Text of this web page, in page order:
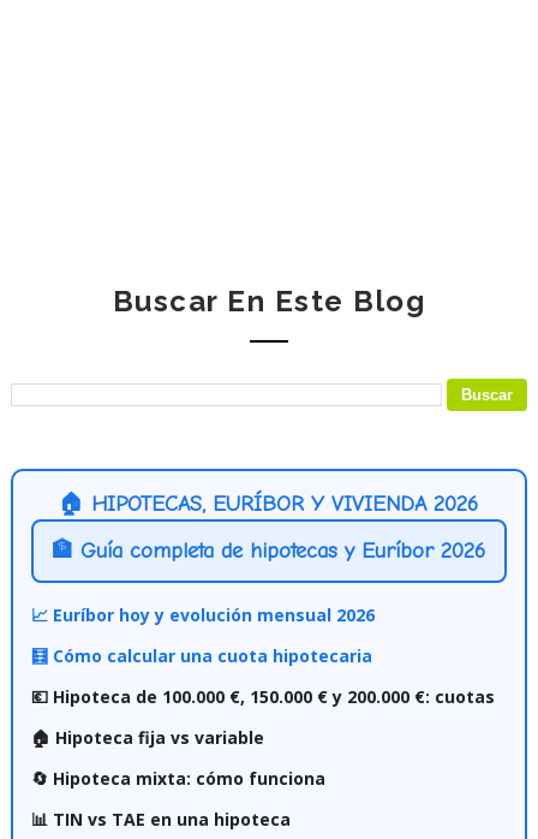
Buscar En Este Blog
🏠 HIPOTECAS, EURÍBOR Y VIVIENDA 2026
🏦 Guía completa de hipotecas y Euríbor 2026
📈 Euríbor hoy y evolución mensual 2026
🧮 Cómo calcular una cuota hipotecaria
💶 Hipoteca de 100.000 €, 150.000 € y 200.000 €: cuotas
🏠 Hipoteca fija vs variable
🔄 Hipoteca mixta: cómo funciona
📊 TIN vs TAE en una hipoteca